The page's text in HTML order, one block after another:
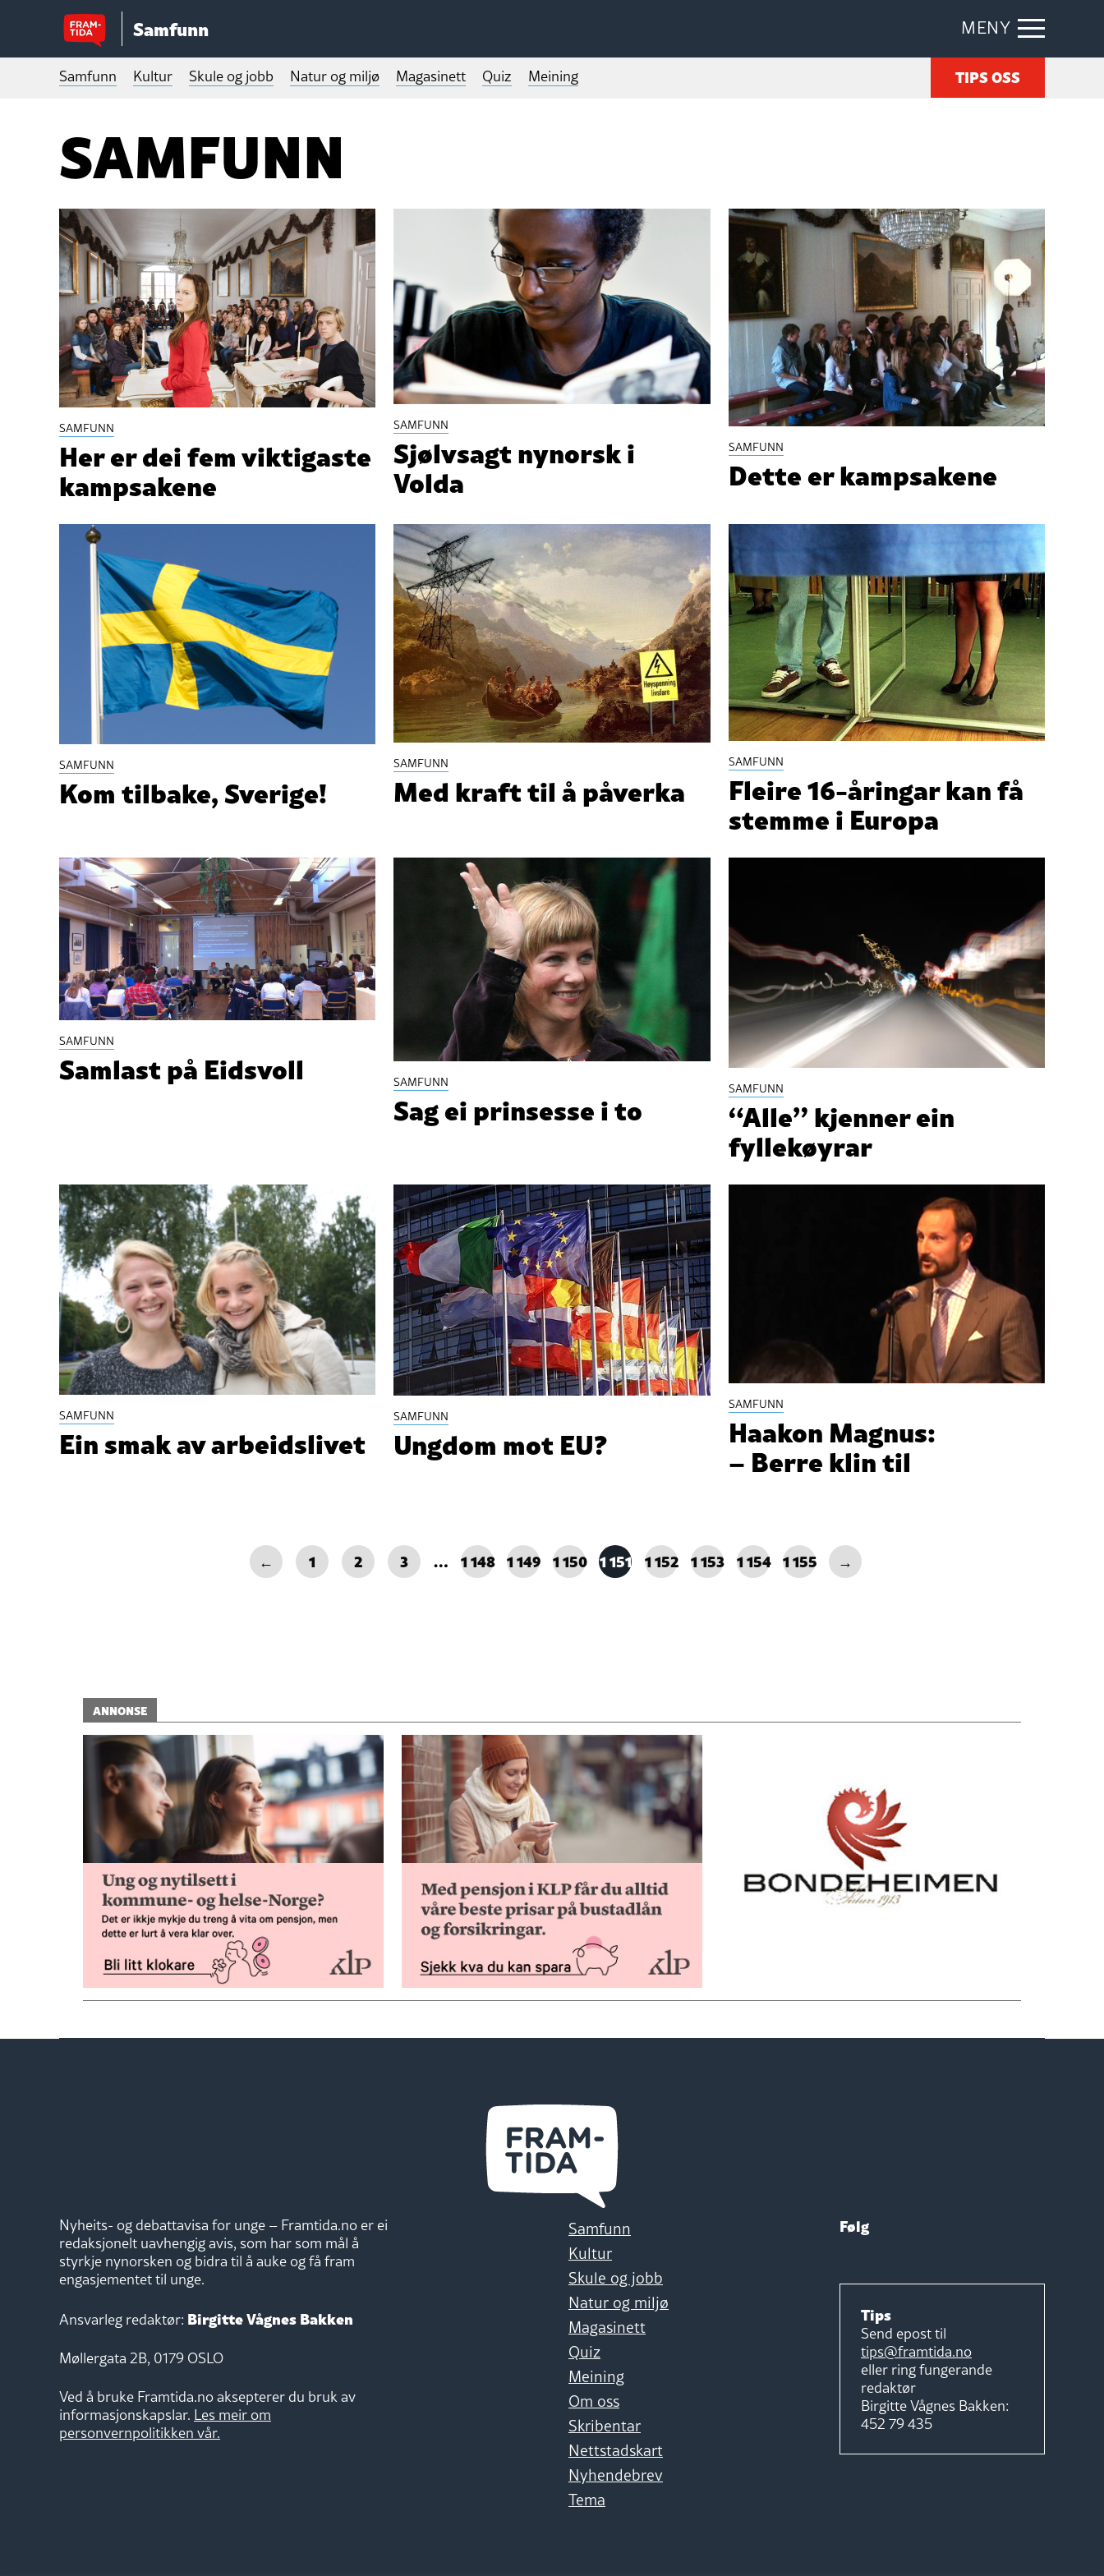
Samfunn MENY
Samfunn Kultur Skule og jobb Natur og miljø Magasinett Quiz Meining TIPS OSS
SAMFUNN
SAMFUNN
Her er dei fem viktigaste
kampsakene
SAMFUNN
Sjølvsagt nynorsk i
Volda
SAMFUNN
Dette er kampsakene
SAMFUNN
Kom tilbake, Sverige!
SAMFUNN
Med kraft til å påverka
SAMFUNN
Fleire 16-åringar kan få
stemme i Europa
SAMFUNN
Samlast på Eidsvoll SAMFUNN
Sag ei prinsesse i to
SAMFUNN
“Alle” kjenner ein
fyllekøyrar
SAMFUNN
Ein smak av arbeidslivet
SAMFUNN
Ungdom mot EU?
SAMFUNN
Haakon Magnus:
– Berre klin til
← 1 2 3 … 1 148 1 149 1 150 1 151 1 152 1 153 1 154 1 155 →
ANNONSE
Nyheits- og debattavisa for unge – Framtida.no er ei
redaksjonelt uavhengig avis, som har som mål å
styrkje nynorsken og bidra til å auke og få fram
engasjementet til unge.
Ansvarleg redaktør: Birgitte Vågnes Bakken
Møllergata 2B, 0179 OSLO
Ved å bruke Framtida.no aksepterer du bruk av
informasjonskapslar. Les meir om
personvernpolitikken vår.
Samfunn
Kultur
Skule og jobb
Natur og miljø
Magasinett
Quiz
Meining
Om oss
Skribentar
Nettstadskart
Nyhendebrev
Tema
Følg
Tips
Send epost til
tips@framtida.no
eller ring fungerande
redaktør
Birgitte Vågnes Bakken:
452 79 435